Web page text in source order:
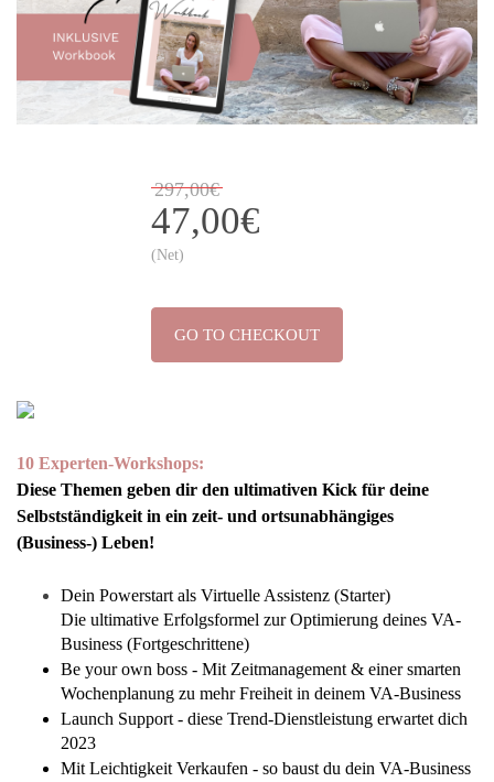
297,00€
47,00€
(Net)
GO TO CHECKOUT
10 Experten-Workshops:
Diese Themen geben dir den ultimativen Kick für deine
Selbstständigkeit in ein zeit- und ortsunabhängiges
(Business-) Leben!
Dein Powerstart als Virtuelle Assistenz (Starter)
Die ultimative Erfolgsformel zur Optimierung deines VA-
Business (Fortgeschrittene)
Be your own boss - Mit Zeitmanagement & einer smarten
Wochenplanung zu mehr Freiheit in deinem VA-Business
Launch Support - diese Trend-Dienstleistung erwartet dich
2023
Mit Leichtigkeit Verkaufen - so baust du dein VA-Business